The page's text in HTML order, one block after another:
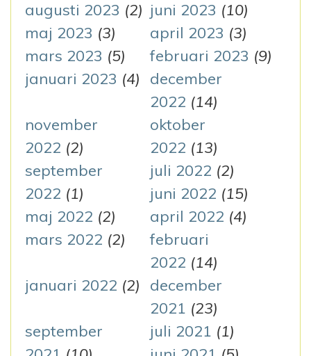
augusti 2023 (2) juni 2023 (10)
maj 2023 (3) april 2023 (3)
mars 2023 (5) februari 2023 (9)
januari 2023 (4)
december
2022 (14)
november
2022 (2)
oktober
2022 (13)
september
2022 (1)
juli 2022 (2)
juni 2022 (15)
maj 2022 (2) april 2022 (4)
mars 2022 (2)
februari
2022 (14)
januari 2022 (2)
december
2021 (23)
september
juli 2021 (1)